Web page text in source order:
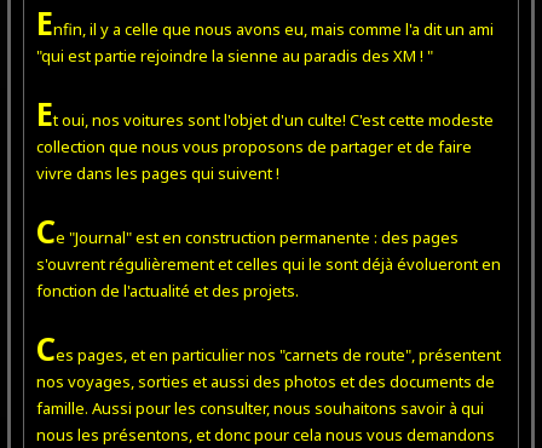
Enfin, il y a celle que nous avons eu, mais comme l'a dit un ami
"qui est partie rejoindre la sienne au paradis des XM ! "
Et oui, nos voitures sont l'objet d'un culte! C'est cette modeste
collection que nous vous proposons de partager et de faire
vivre dans les pages qui suivent !
Ce "Journal" est en construction permanente : des pages
s'ouvrent régulièrement et celles qui le sont déjà évolueront en
fonction de l'actualité et des projets.
Ces pages, et en particulier nos "carnets de route", présentent
nos voyages, sorties et aussi des photos et des documents de
famille. Aussi pour les consulter, nous souhaitons savoir à qui
nous les présentons, et donc pour cela nous vous demandons